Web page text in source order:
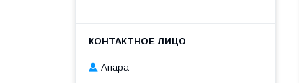
Анара